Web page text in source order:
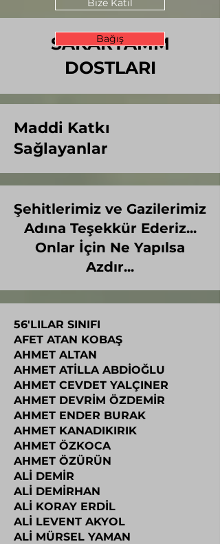
Bize Katıl
Bağış
SAKARYAMM
DOSTLARI
Maddi Katkı
Sağlayanlar
Şehitlerimiz ve Gazilerimiz
Adına Teşekkür Ederiz...
Onlar İçin Ne Yapılsa
Azdır...
56'LILAR SINIFI
AFET ATAN KOBAŞ
AHMET ALTAN
AHMET ATİLLA ABDİOĞLU
AHMET CEVDET YALÇINER
AHMET DEVRİM ÖZDEMİR
AHMET ENDER BURAK
AHMET KANADIKIRIK
AHMET ÖZKOCA
AHMET ÖZÜRÜN
ALİ DEMİR
ALİ DEMİRHAN
ALİ KORAY ERDİL
ALİ LEVENT AKYOL
ALİ MÜRSEL YAMAN